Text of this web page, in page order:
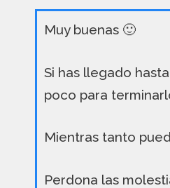
Muy buenas 🙂
Si has llegado
poco para
Mientras tanto
Perdona las